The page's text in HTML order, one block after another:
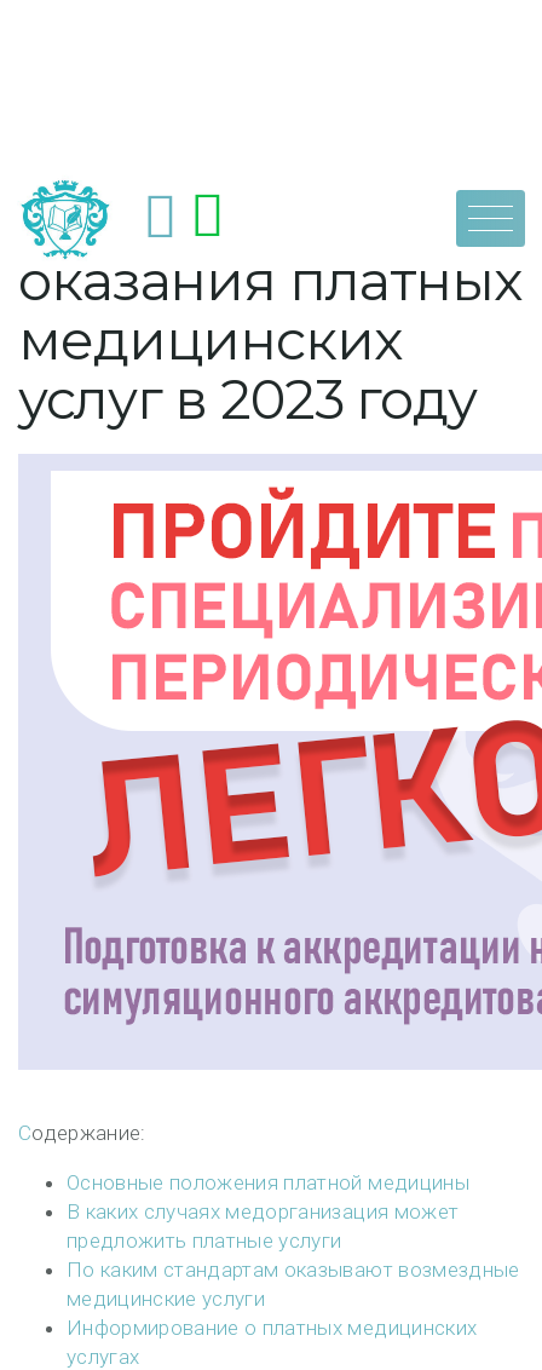
Skip
content
dpoaps
Правила
оказания платных
медицинских
услуг в 2023 году
Содержание:
Основные положения платной медицины
В каких случаях медорганизация может
предложить платные услуги
По каким стандартам оказывают возмездные
медицинские услуги
Информирование о платных медицинских
услугах